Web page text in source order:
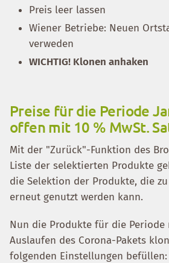
Preis leer lassen
Wiener Betriebe: Neuen
verweden
WICHTIG! Klonen anhaken
Preise für die Periode
offen mit 10 % MwSt.
Mit der "Zurück"-Funktion des
Liste der selektierten Produkte
die Selektion der Produkte, die
erneut genutzt werden kann.
Nun die Produkte für die Periode
Auslaufen des Corona-Pakets
folgenden Einstellungen befüllen: